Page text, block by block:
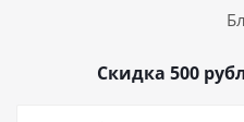
Скидка 500